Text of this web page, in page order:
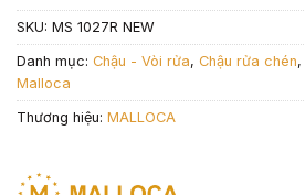
SKU: MS 1027R NEW
Danh mục: Chậu - Vòi rửa, Chậu rửa chén,
Malloca
Thương hiệu: MALLOCA